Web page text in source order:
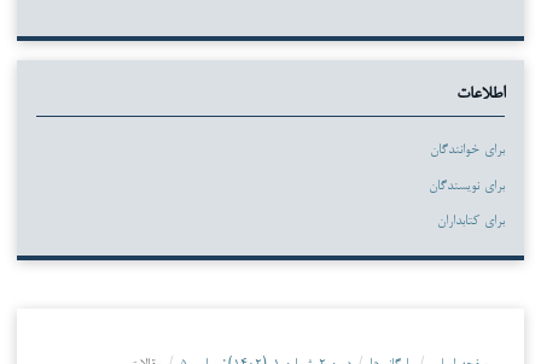
اطلاعات
برای خوانندگان
برای نویسندگان
برای کتابداران